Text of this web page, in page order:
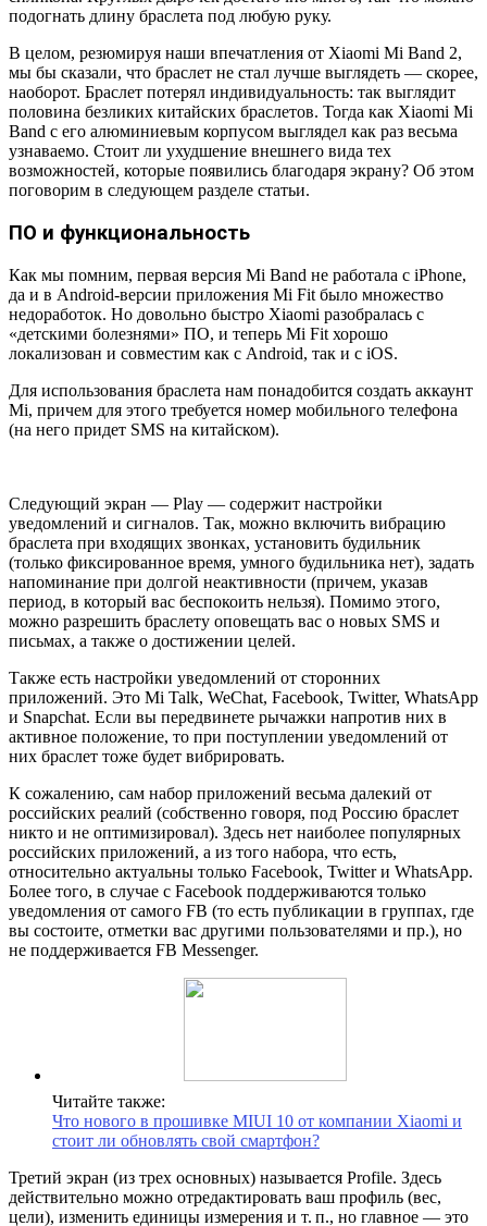
подогнать длину браслета под любую руку.
В целом, резюмируя наши впечатления от Xiaomi Mi Band 2,
мы бы сказали, что браслет не стал лучше выглядеть — скорее,
наоборот. Браслет потерял индивидуальность: так выглядит
половина безликих китайских браслетов. Тогда как Xiaomi Mi
Band с его алюминиевым корпусом выглядел как раз весьма
узнаваемо. Стоит ли ухудшение внешнего вида тех
возможностей, которые появились благодаря экрану? Об этом
поговорим в следующем разделе статьи.
ПО и функциональность
Как мы помним, первая версия Mi Band не работала с iPhone,
да и в Android-версии приложения Mi Fit было множество
недоработок. Но довольно быстро Xiaomi разобралась с
«детскими болезнями» ПО, и теперь Mi Fit хорошо
локализован и совместим как с Android, так и с iOS.
Для использования браслета нам понадобится создать аккаунт
Mi, причем для этого требуется номер мобильного телефона
(на него придет SMS на китайском).
Следующий экран — Play — содержит настройки
уведомлений и сигналов. Так, можно включить вибрацию
браслета при входящих звонках, установить будильник
(только фиксированное время, умного будильника нет), задать
напоминание при долгой неактивности (причем, указав
период, в который вас беспокоить нельзя). Помимо этого,
можно разрешить браслету оповещать вас о новых SMS и
письмах, а также о достижении целей.
Также есть настройки уведомлений от сторонних
приложений. Это Mi Talk, WeChat, Facebook, Twitter, WhatsApp
и Snapchat. Если вы передвинете рычажки напротив них в
активное положение, то при поступлении уведомлений от
них браслет тоже будет вибрировать.
К сожалению, сам набор приложений весьма далекий от
российских реалий (собственно говоря, под Россию браслет
никто и не оптимизировал). Здесь нет наиболее популярных
российских приложений, а из того набора, что есть,
относительно актуальны только Facebook, Twitter и WhatsApp.
Более того, в случае с Facebook поддерживаются только
уведомления от самого FB (то есть публикации в группах, где
вы состоите, отметки вас другими пользователями и пр.), но
не поддерживается FB Messenger.
Читайте также:
Что нового в прошивке MIUI 10 от компании Xiaomi и
стоит ли обновлять свой смартфон?
Третий экран (из трех основных) называется Profile. Здесь
действительно можно отредактировать ваш профиль (вес,
цели), изменить единицы измерения и т. п., но главное — это